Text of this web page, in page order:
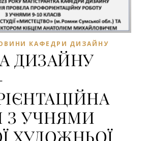
КАФЕДРИ ДИЗАЙНУ
ДИЗАЙНУ
З УЧНЯМИ
ХУДОЖНЬОЇ